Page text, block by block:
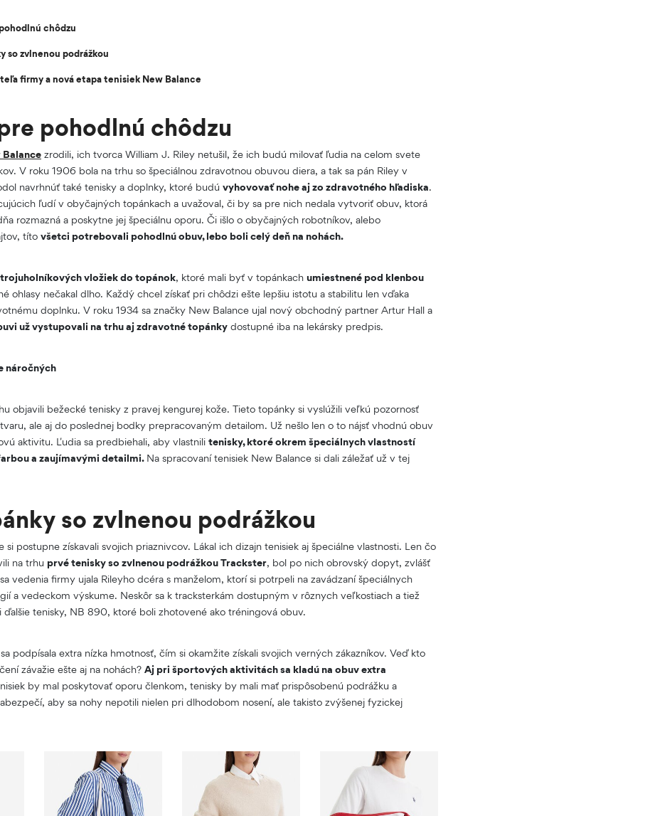
chôdzu
so zvlnenou podrážkou
firmy a nová etapa tenisiek New Balance
pohodlnú chôdzu
zrodili, ich tvorca William J. Riley netušil, že ich budú milovať ľudia na celom svete
V roku 1906 bola na trhu so špeciálnou zdravotnou obuvou diera, a tak sa pán Riley v
navrhnúť také tenisky a doplnky, ktoré budú vyhovovať nohe aj zo zdravotného hľadiska.
ľudí v obyčajných topánkach a uvažoval, či by sa pre nich nedala vytvoriť obuv, ktorá
rozmazná a poskytne jej špeciálnu oporu. Či išlo o obyčajných robotníkov, alebo
títo všetci potrebovali pohodlnú obuv, lebo boli celý deň na nohách.
vložiek do topánok, ktoré mali byť v topánkach umiestnené pod klenbou
ohlasy nečakal dlho. Každý chcel získať pri chôdzi ešte lepšiu istotu a stabilitu len vďaka
doplnku. V roku 1934 sa značky New Balance ujal nový obchodný partner Artur Hall a
už vystupovali na trhu aj zdravotné topánky dostupné iba na lekársky predpis.
náročných
objavili bežecké tenisky z pravej kengurej kože. Tieto topánky si vyslúžili veľkú pozornosť
ale aj do poslednej bodky prepracovaným detailom. Už nešlo len o to nájsť vhodnú obuv
aktivitu. Ľudia sa predbiehali, aby vlastnili tenisky, ktoré okrem špeciálnych vlastností
a zaujímavými detailmi. Na spracovaní tenisiek New Balance si dali záležať už v tej
so zvlnenou podrážkou
si postupne získavali svojich priaznivcov. Lákal ich dizajn tenisiek aj špeciálne vlastnosti. Len čo
na trhu prvé tenisky so zvlnenou podrážkou Trackster, bol po nich obrovský dopyt, zvlášť
vedenia firmy ujala Rileyho dcéra s manželom, ktorí si potrpeli na zavádzaní špeciálnych
a vedeckom výskume. Neskôr sa k tracksterkám dostupným v rôznych veľkostiach a tiež
ďalšie tenisky, NB 890, ktoré boli zhotovené ako tréningová obuv.
podpísala extra nízka hmotnosť, čím si okamžite získali svojich verných zákazníkov. Veď kto
závažie ešte aj na nohách? Aj pri športových aktivitách sa kladú na obuv extra
by mal poskytovať oporu členkom, tenisky by mali mať prispôsobenú podrážku a
aby sa nohy nepotili nielen pri dlhodobom nosení, ale takisto zvýšenej fyzickej